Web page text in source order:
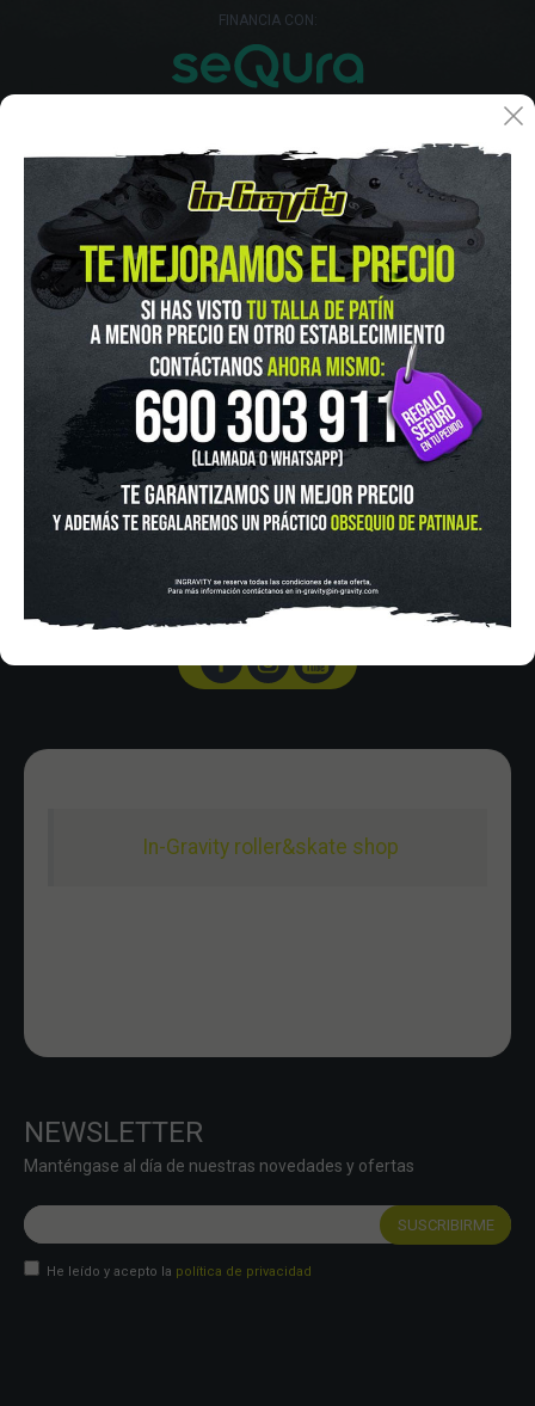
FINANCIA CON:
In-Gravity roller&skate shop
IN-GRAVITY MADRID RETIRO
Pza. Mariano de Cavia, 2
Tel.:
in-gravity@in-gravity.com
HORARIO
Domingo 10:00-15:00
NEWSLETTER
Manténgase al día de nuestras novedades y ofertas
He leído y acepto la política de privacidad